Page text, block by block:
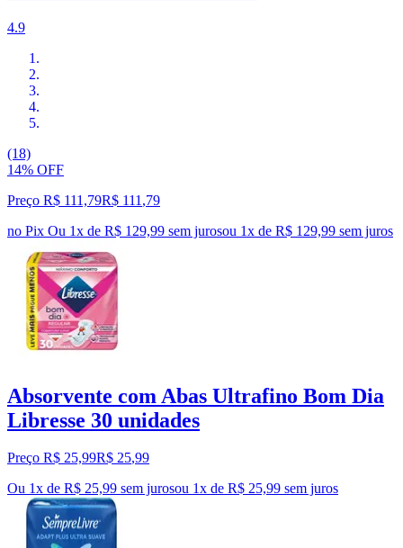
4.9
(18)
14% OFF
Preço R$ 111,79R$ 111 ,79
no Pix Ou 1x de R$ 129,99 sem jurosou 1x de R$ 129,99 sem juros
Absorvente com Abas Ultrafino Bom Dia
Libresse 30 unidades
Preço R$ 25,99R$ 25,99
Ou 1x de R$ 25,99 sem jurosou 1x de R$ 25,99 sem juros